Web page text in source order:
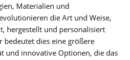
Materialien und
die Art und Weise,
hergestellt und personalisiert
bedeutet dies eine größere
und innovative Optionen, die das